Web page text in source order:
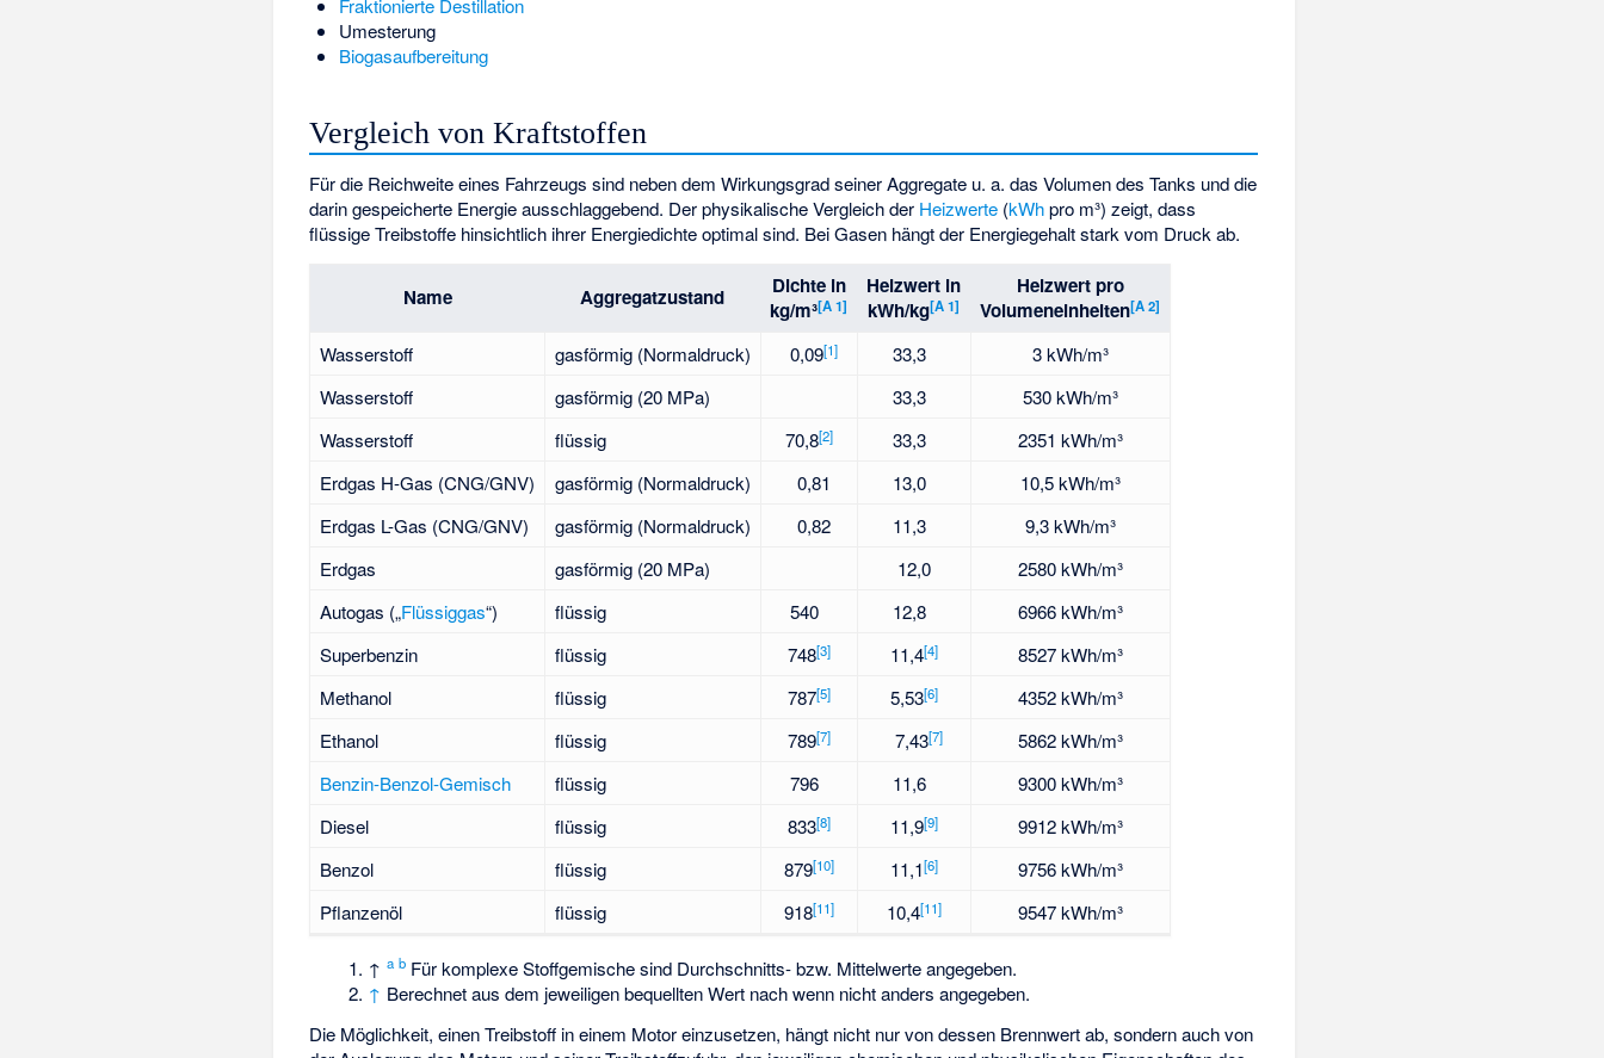
Fraktionierte Destillation
Umesterung
Biogasaufbereitung
Vergleich von Kraftstoffen
Für die Reichweite eines Fahrzeugs sind neben dem Wirkungsgrad seiner Aggregate u. a. das Volumen des Tanks und die
darin gespeicherte Energie ausschlaggebend. Der physikalische Vergleich der Heizwerte (kWhpro m³) zeigt, dass
flüssige Treibstoffe hinsichtlich ihrer Energiedichte optimal sind. Bei Gasen hängt der Energiegehalt stark vom Druck ab.
Name Aggregatzustand
Dichte in
kg/m³[A 1]
Heizwert in
kWh/kg[A 1]
Heizwert pro
Volumeneinheiten[A 2]
Wasserstoff gasförmig (Normaldruck) 0,09[1] 33,3
3 kWh/m³
Wasserstoff
gasförmig (20 MPa) 33,3
530 kWh/m³
Wasserstoff
flüssig 70,8[2] 33,3
2351 kWh/m³
Erdgas H-Gas (CNG/GNV)
gasförmig (Normaldruck) 0,81 13,0
10,5 kWh/m³
Erdgas L-Gas (CNG/GNV)
gasförmig (Normaldruck) 0,82 11,3
9,3 kWh/m³
Erdgas
gasförmig (20 MPa) 12,0
2580 kWh/m³
Autogas („Flüssiggas“) flüssig 540 12,8
6966 kWh/m³
Superbenzin
flüssig 748[3] 11,4[4]
8527 kWh/m³
Methanol
flüssig 787[5] 5,53[6]
4352 kWh/m³
Ethanol
flüssig 789[7] 7,43[7]
5862 kWh/m³
Benzin-Benzol-Gemisch
flüssig 796 11,6
9300 kWh/m³
Diesel
flüssig 833[8] 11,9[9]
9912 kWh/m³
Benzol
flüssig 879[10] 11,1[6]
9756 kWh/m³
Pflanzenöl
flüssig 918[11] 10,4[11] 9547 kWh/m³
↑ a b Für komplexe Stoffgemische sind Durchschnitts- bzw. Mittelwerte angegeben.
↑ Berechnet aus dem jeweiligen bequellten Wert nachwenn nicht anders angegeben.
Die Möglichkeit, einen Treibstoff in einem Motor einzusetzen, hängt nicht nur von dessen Brennwert ab, sondern auch von